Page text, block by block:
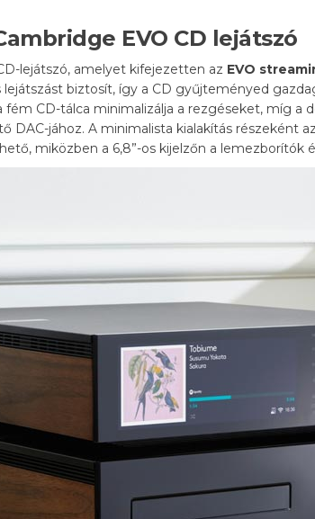
EVO CD lejátszó
lejátszó, amelyet kifejezetten az EVO
biztosít, így a CD gyűjteményed
CD-tálca minimalizálja a rezgéseket, míg a
DAC-jához. A minimalista kialakítás részeként
miközben a 6,8”-os kijelzőn a lemezborítók